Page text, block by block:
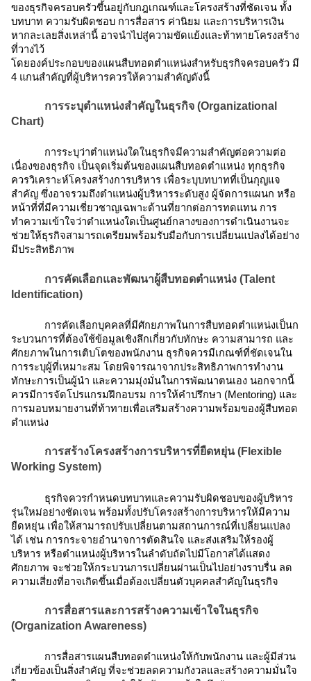
ของธุรกิจครอบครัวขึ้นอยู่กับกฎเกณฑ์และโครงสร้างที่ชัดเจน ทั้ง
บทบาท ความรับผิดชอบ การสื่อสาร ค่านิยม และการบริหารเงิน
หากละเลยสิ่งเหล่านี้ อาจนำไปสู่ความขัดแย้งและท้าทายโครงสร้าง
ที่วางไว้
โดยองค์ประกอบของแผนสืบทอดตำแหน่งสำหรับธุรกิจครอบครัว มี
4 แกนสำคัญที่ผู้บริหารควรให้ความสำคัญดังนี้
การระบุตำแหน่งสำคัญในธุรกิจ (Organizational
Chart)
การระบุว่าตำแหน่งใดในธุรกิจมีความสำคัญต่อความต่อ
เนื่องของธุรกิจ เป็นจุดเริ่มต้นของแผนสืบทอดตำแหน่ง ทุกธุรกิจ
ควรวิเคราะห์โครงสร้างการบริหาร เพื่อระบุบทบาทที่เป็นกุญแจ
สำคัญ ซึ่งอาจรวมถึงตำแหน่งผู้บริหารระดับสูง ผู้จัดการแผนก หรือ
หน้าที่ที่มีความเชี่ยวชาญเฉพาะด้านที่ยากต่อการทดแทน การ
ทำความเข้าใจว่าตำแหน่งใดเป็นศูนย์กลางของการดำเนินงานจะ
ช่วยให้ธุรกิจสามารถเตรียมพร้อมรับมือกับการเปลี่ยนแปลงได้อย่าง
มีประสิทธิภาพ
การคัดเลือกและพัฒนาผู้สืบทอดตำแหน่ง (Talent
Identification)
การคัดเลือกบุคคลที่มีศักยภาพในการสืบทอดตำแหน่งเป็นก
ระบวนการที่ต้องใช้ข้อมูลเชิงลึกเกี่ยวกับทักษะ ความสามารถ และ
ศักยภาพในการเติบโตของพนักงาน ธุรกิจควรมีเกณฑ์ที่ชัดเจนใน
การระบุผู้ที่เหมาะสม โดยพิจารณาจากประสิทธิภาพการทำงาน
ทักษะการเป็นผู้นำ และความมุ่งมั่นในการพัฒนาตนเอง นอกจากนี้
ควรมีการจัดโปรแกรมฝึกอบรม การให้คำปรึกษา (Mentoring) และ
การมอบหมายงานที่ท้าทายเพื่อเสริมสร้างความพร้อมของผู้สืบทอด
ตำแหน่ง
การสร้างโครงสร้างการบริหารที่ยืดหยุ่น (Flexible
Working System)
ธุรกิจควรกำหนดบทบาทและความรับผิดชอบของผู้บริหาร
รุ่นใหม่อย่างชัดเจน พร้อมทั้งปรับโครงสร้างการบริหารให้มีความ
ยืดหยุ่น เพื่อให้สามารถปรับเปลี่ยนตามสถานการณ์ที่เปลี่ยนแปลง
ได้ เช่น การกระจายอำนาจการตัดสินใจ และส่งเสริมให้รองผู้
บริหาร หรือตำแหน่งผู้บริหารในลำดับถัดไปมีโอกาสได้แสดง
ศักยภาพ จะช่วยให้กระบวนการเปลี่ยนผ่านเป็นไปอย่างราบรื่น ลด
ความเสี่ยงที่อาจเกิดขึ้นเมื่อต้องเปลี่ยนตัวบุคคลสำคัญในธุรกิจ
การสื่อสารและการสร้างความเข้าใจในธุรกิจ
(Organization Awareness)
การสื่อสารแผนสืบทอดตำแหน่งให้กับพนักงาน และผู้มีส่วน
เกี่ยวข้องเป็นสิ่งสำคัญ ที่จะช่วยลดความกังวลและสร้างความมั่นใจ